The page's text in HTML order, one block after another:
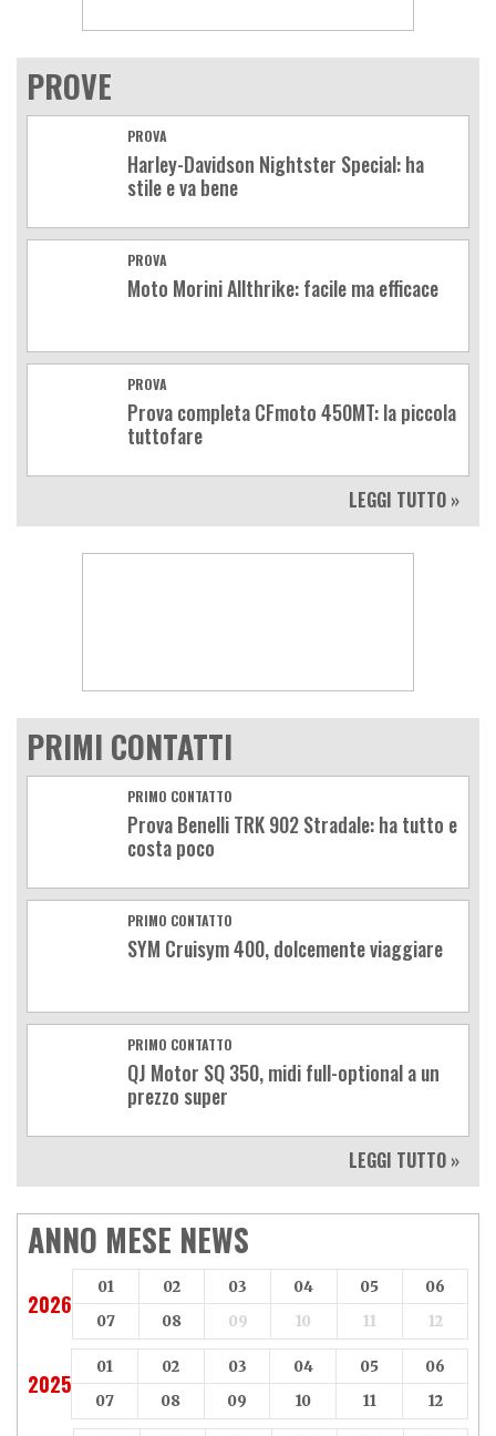
PROVE
PROVA
Harley-Davidson Nightster Special: ha
stile e va bene
PROVA
Moto Morini Allthrike: facile ma efficace
PROVA
Prova completa CFmoto 450MT: la piccola
tuttofare
LEGGI TUTTO »
PRIMI CONTATTI
PRIMO CONTATTO
Prova Benelli TRK 902 Stradale: ha tutto e
costa poco
PRIMO CONTATTO
SYM Cruisym 400, dolcemente viaggiare
PRIMO CONTATTO
QJ Motor SQ 350, midi full-optional a un
prezzo super
LEGGI TUTTO »
ANNO MESE NEWS
2026
01 02 03 04 05
06
07
08 09 10 11 12
2025
01 02 03 04 05
06
07
08 09 10 11 12